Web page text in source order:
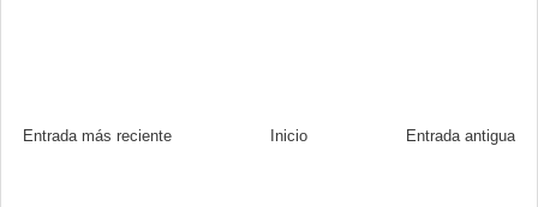
Entrada más reciente Entrada antigua
Inicio